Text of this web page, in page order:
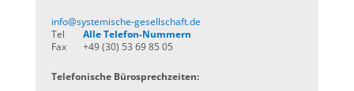
info@systemische-gesellschaft.de
Tel
Alle Telefon-Nummern
Fax
+49 (30) 53 69 85 05
Telefonische Bürosprechzeiten: